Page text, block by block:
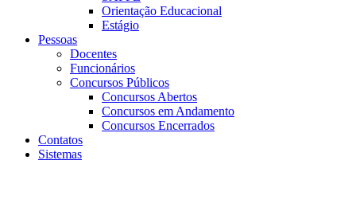
Orientação Educacional
Estágio
Pessoas
Docentes
Funcionários
Concursos Públicos
Concursos Abertos
Concursos em Andamento
Concursos Encerrados
Contatos
Sistemas